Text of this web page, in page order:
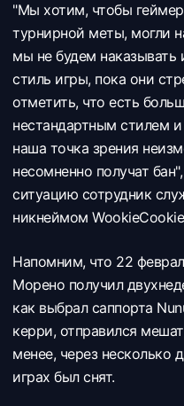
"Мы хотим, чтобы
турнирной меты, могли
мы не будем наказывать
стиль игры, пока они
отметить, что есть
нестандартным стилем
наша точка зрения
несомненно получат
ситуацию сотрудник
никнеймом
Напомним, что 22
Морено получил
как выбрал саппорта
керри, отправился
менее, через несколько
играх был снят.